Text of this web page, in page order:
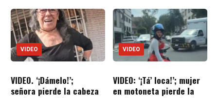
VIDEO
VIDEO. ‘¡Dámelo!’;
señora pierde la cabeza
VIDEO
VIDEO: ‘¡Tá’ loca!’; mujer
en motoneta pierde la